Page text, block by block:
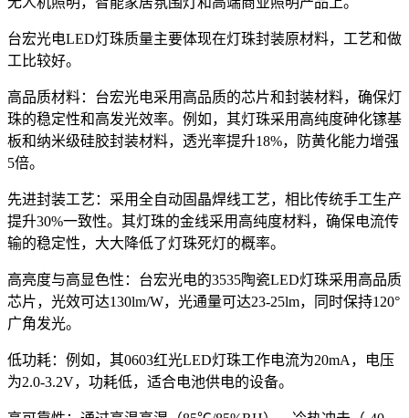
台宏光电LED灯珠质量主要体现在灯珠封装原材料，工艺和做
工比较好。
高品质材料：台宏光电采用高品质的芯片和封装材料，确保灯
珠的稳定性和高发光效率。例如，其灯珠采用高纯度砷化镓基
板和纳米级硅胶封装材料，透光率提升18%，防黄化能力增强
5倍。
先进封装工艺：采用全自动固晶焊线工艺，相比传统手工生产
提升30%一致性。其灯珠的金线采用高纯度材料，确保电流传
输的稳定性，大大降低了灯珠死灯的概率。
高亮度与高显色性：台宏光电的3535陶瓷LED灯珠采用高品质
芯片，光效可达130lm/W，光通量可达23-25lm，同时保持120°
广角发光。
低功耗：例如，其0603红光LED灯珠工作电流为20mA，电压
为2.0-3.2V，功耗低，适合电池供电的设备。